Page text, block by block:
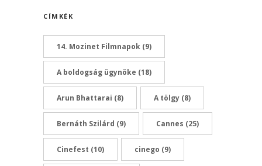
CÍMKÉK
14. Mozinet Filmnapok (9)
A boldogság ügynöke (18)
Arun Bhattarai (8) A tölgy (8)
Bernáth Szilárd (9) Cannes (25)
Cinefest (10) cinego (9)